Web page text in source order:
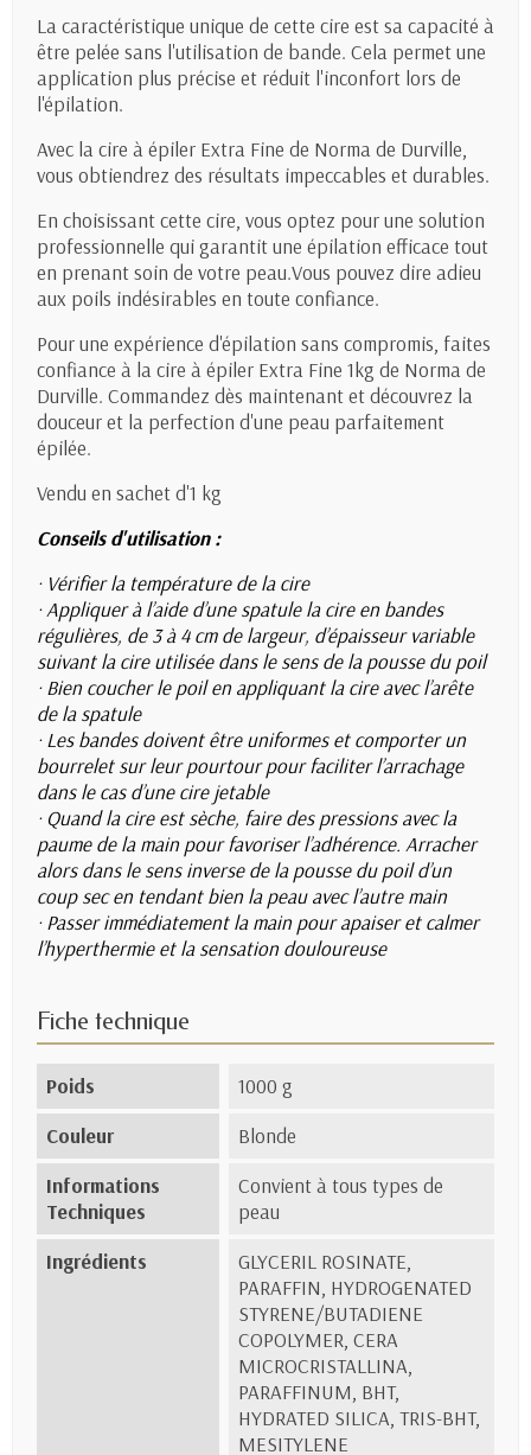
La caractéristique unique de cette cire est sa capacité à
être pelée sans l'utilisation de bande. Cela permet une
application plus précise et réduit l'inconfort lors de
l'épilation.
Avec la cire à épiler Extra Fine de Norma de Durville,
vous obtiendrez des résultats impeccables et durables.
En choisissant cette cire, vous optez pour une solution
professionnelle qui garantit une épilation efficace tout
en prenant soin de votre peau.Vous pouvez dire adieu
aux poils indésirables en toute confiance.
Pour une expérience d'épilation sans compromis, faites
confiance à la cire à épiler Extra Fine 1kg de Norma de
Durville. Commandez dès maintenant et découvrez la
douceur et la perfection d'une peau parfaitement
épilée.
Vendu en sachet d'1 kg
Conseils d'utilisation :
· Vérifier la température de la cire
· Appliquer à l’aide d’une spatule la cire en bandes
régulières, de 3 à 4 cm de largeur, d’épaisseur variable
suivant la cire utilisée dans le sens de la pousse du poil
· Bien coucher le poil en appliquant la cire avec l’arête
de la spatule
· Les bandes doivent être uniformes et comporter un
bourrelet sur leur pourtour pour faciliter l’arrachage
dans le cas d’une cire jetable
· Quand la cire est sèche, faire des pressions avec la
paume de la main pour favoriser l’adhérence. Arracher
alors dans le sens inverse de la pousse du poil d’un
coup sec en tendant bien la peau avec l’autre main
· Passer immédiatement la main pour apaiser et calmer
l’hyperthermie et la sensation douloureuse
Fiche technique
Poids
1000 g
Couleur
Blonde
Informations
Techniques
Convient à tous types de
peau
Ingrédients
GLYCERIL ROSINATE,
PARAFFIN, HYDROGENATED
STYRENE/BUTADIENE
COPOLYMER, CERA
MICROCRISTALLINA,
PARAFFINUM, BHT,
HYDRATED SILICA, TRIS-BHT,
MESITYLENE